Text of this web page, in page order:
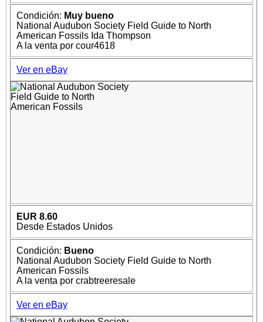
Condición: Muy bueno
National Audubon Society Field Guide to North
American Fossils Ida Thompson
A la venta por cour4618
Ver en eBay
EUR 8.60
Desde Estados Unidos
Condición: Bueno
National Audubon Society Field Guide to North
American Fossils
A la venta por crabtreeresale
Ver en eBay